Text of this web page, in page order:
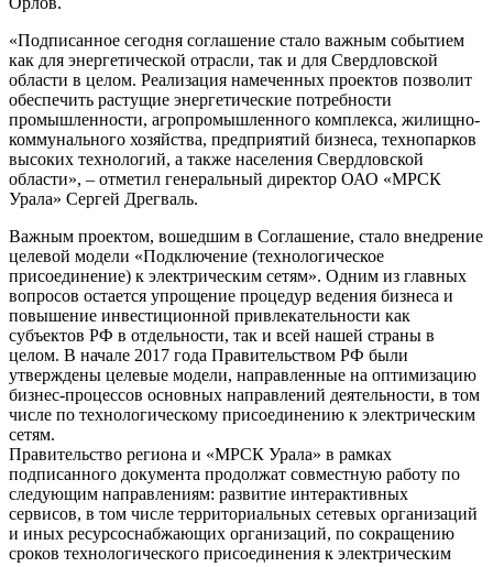
«Подписанное сегодня соглашение стало важным событием
как для энергетической отрасли, так и для Свердловской
области в целом. Реализация намеченных проектов позволит
обеспечить растущие энергетические потребности
промышленности, агропромышленного комплекса, жилищно-
коммунального хозяйства, предприятий бизнеса, технопарков
высоких технологий, а также населения Свердловской
области», – отметил генеральный директор ОАО «МРСК
Урала» Сергей Дрегваль.
Важным проектом, вошедшим в Соглашение, стало внедрение
целевой модели «Подключение (технологическое
присоединение) к электрическим сетям». Одним из главных
вопросов остается упрощение процедур ведения бизнеса и
повышение инвестиционной привлекательности как
субъектов РФ в отдельности, так и всей нашей страны в
целом. В начале 2017 года Правительством РФ были
утверждены целевые модели, направленные на оптимизацию
бизнес-процессов основных направлений деятельности, в том
числе по технологическому присоединению к электрическим
сетям.
Правительство региона и «МРСК Урала» в рамках
подписанного документа продолжат совместную работу по
следующим направлениям: развитие интерактивных
сервисов, в том числе территориальных сетевых организаций
и иных ресурсоснабжающих организаций, по сокращению
сроков технологического присоединения к электрическим